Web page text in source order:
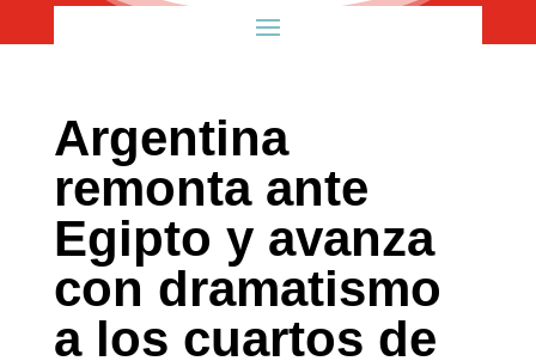
Argentina
remonta ante
Egipto y avanza
con dramatismo
a los cuartos de